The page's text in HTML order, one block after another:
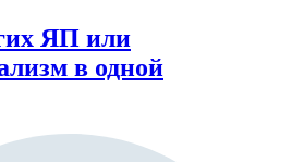
ЯП или
в одной